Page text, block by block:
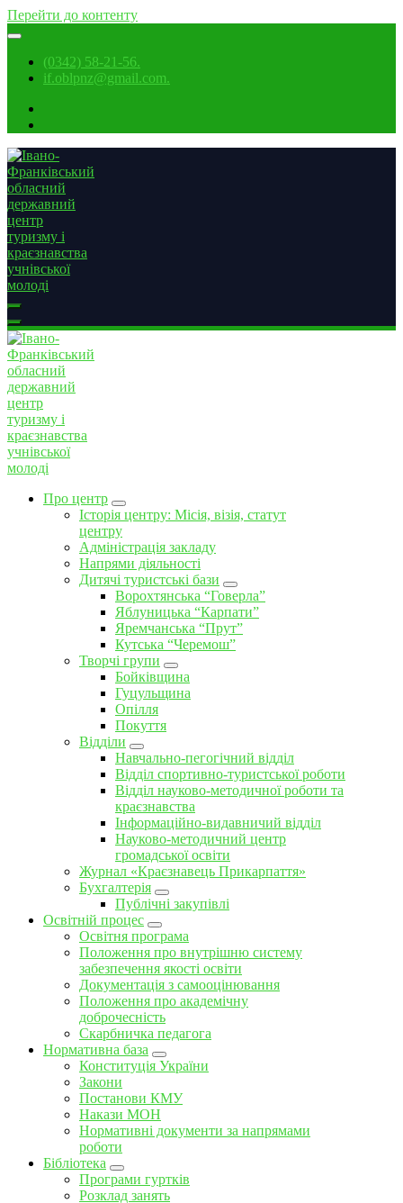
Перейти до контенту
(0342) 58-21-56.
if.oblpnz@gmail.com.
Про центр
Історія центру: Місія, візія, статут
центру
Адміністрація закладу
Напрями діяльності
Дитячі туристські бази
Ворохтянська “Говерла”
Яблуницька “Карпати”
Яремчанська “Прут”
Кутська “Черемош”
Творчі групи
Бойківщина
Гуцульщина
Опілля
Покуття
Відділи
Навчально-пегогічний відділ
Відділ спортивно-туристської роботи
Відділ науково-методичної роботи та
краєзнавства
Інформаційно-видавничий відділ
Науково-методичний центр
громадської освіти
Журнал «Краєзнавець Прикарпаття»
Бухгалтерія
Публічні закупівлі
Освітній процес
Освітня програма
Положення про внутрішню систему
забезпечення якості освіти
Документація з самооцінювання
Положення про академічну
доброчесність
Скарбничка педагога
Нормативна база
Конституція України
Закони
Постанови КМУ
Накази МОН
Нормативні документи за напрямами
роботи
Бібліотека
Програми гуртків
Розклад занять